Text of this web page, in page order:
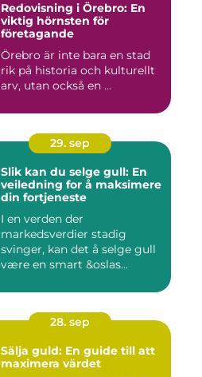
Redovisning i Örebro: En
viktig hörnsten för
företagande
Örebro är inte bara en stad
rik på historia och kulturellt
arv, utan också en ...
29. sep
Slik kan du selge gull: En
veiledning for å maksimere
din fortjeneste
I en verden der
markedsverdier stadig
svinger, kan det å selge gull
være en smart &oslas...
28. sep
Sälja guld: En guide till att
maximera värdet